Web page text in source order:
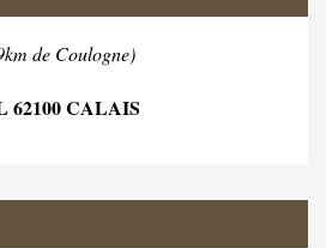
de Coulogne)
62100 CALAIS